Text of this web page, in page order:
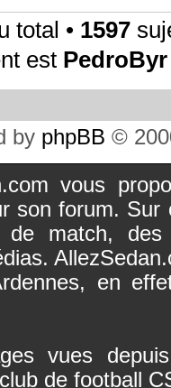
total • 1597
est PedroByr
by phpBB ©
vous
son forum.
match, des
en
vues
de football